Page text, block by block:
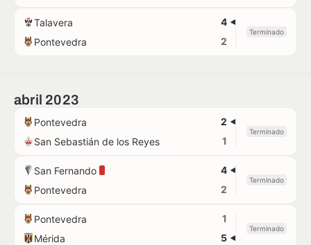
Talavera
4
Pontevedra
2
Terminado
abril 2023
Pontevedra
2
San Sebastián de los Reyes
1
Terminado
San Fernando
4
Pontevedra
2
Terminado
Pontevedra
1
Mérida
5
Terminado